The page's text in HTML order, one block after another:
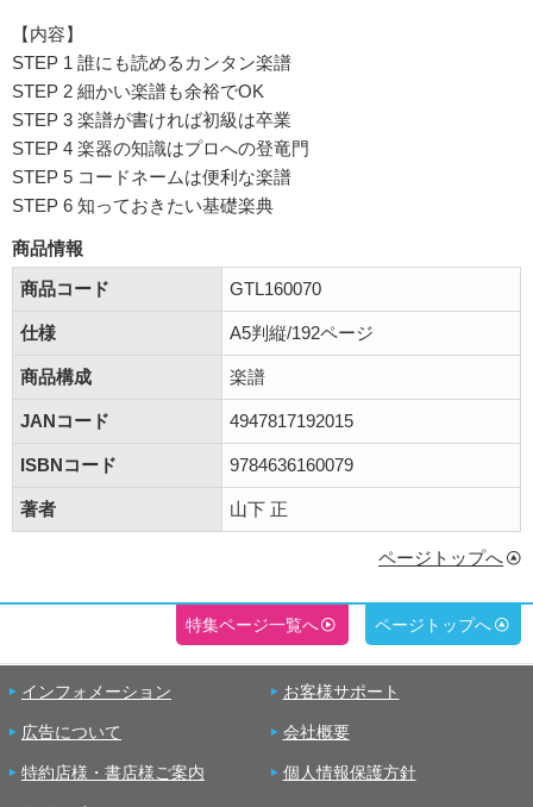
【内容】
STEP 1 誰にも読めるカンタン楽譜
STEP 2 細かい楽譜も余裕でOK
STEP 3 楽譜が書ければ初級は卒業
STEP 4 楽器の知識はプロへの登竜門
STEP 5 コードネームは便利な楽譜
STEP 6 知っておきたい基礎楽典
商品情報
商品コード
GTL160070
仕様 A5判縦/192ページ
商品構成 楽譜
JANコード 4947817192015
ISBNコード 9784636160079
著者 山下 正
ページトップへ
特集ページ一覧へ ページトップへ
インフォメーション お客様サポート
広告について 会社概要
特約店様・書店様ご案内 個人情報保護方針